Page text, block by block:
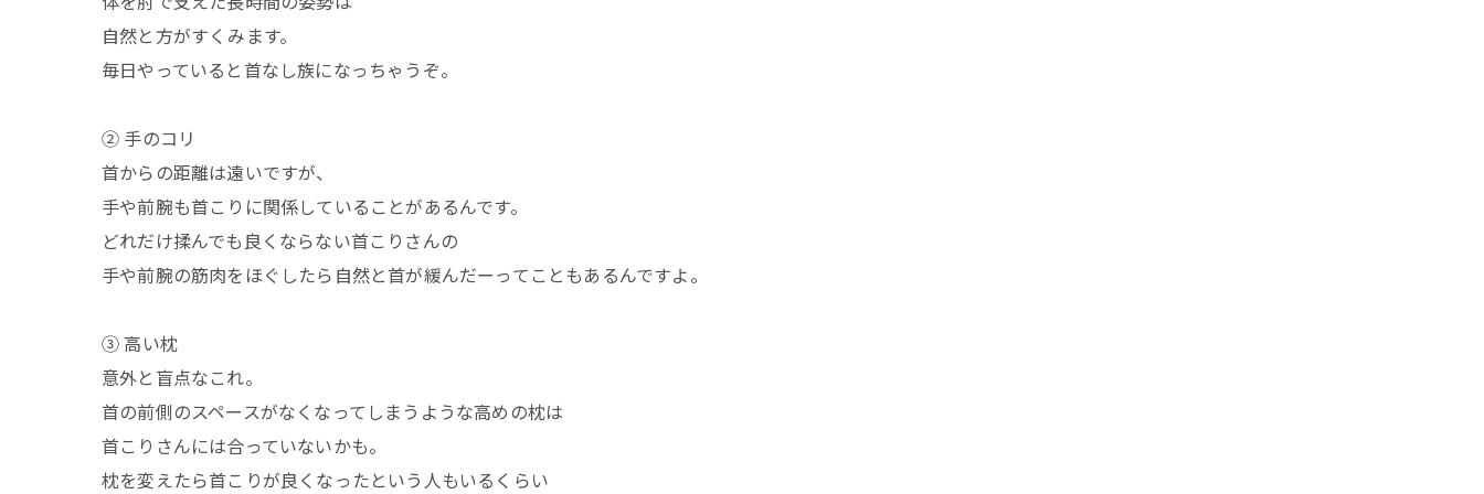
自然と方がすくみます。
毎日やっていると首なし族になっちゃうぞ。
② 手のコリ
首からの距離は遠いですが、
手や前腕も首こりに関係していることがあるんです。
どれだけ揉んでも良くならない首こりさんの
手や前腕の筋肉をほぐしたら自然と首が緩んだーってこともあるんですよ。
③ 高い枕
意外と盲点なこれ。
首の前側のスペースがなくなってしまうような高めの枕は
首こりさんには合っていないかも。
枕を変えたら首こりが良くなったという人もいるくらい